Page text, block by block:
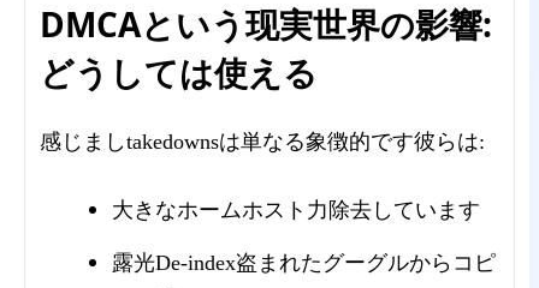
DMCAという现実世界の影響:
どうしては使える
感じましtakedownsは単なる象徴的です彼らは:
大きなホームホスト力除去しています
露光De-index盗まれたグーグルからコピ